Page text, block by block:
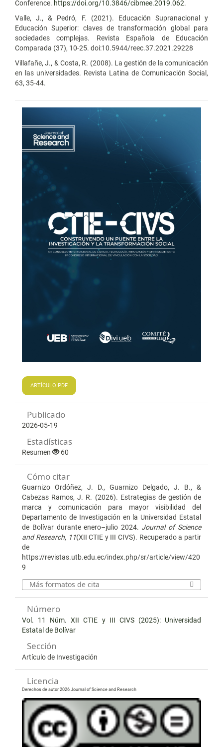
Conference. https://doi.org/10.3846/cibmee.2019.062.
Valle, J., & Pedró, F. (2021). Educación Supranacional y
Educación Superior: claves de transformación global para
sociedades complejas. Revista Española de Educación
Comparada (37), 10-25. doi:10.5944/reec.37.2021.29228
Villafañe, J., & Costa, R. (2008). La gestión de la comunicación
en las universidades. Revista Latina de Comunicación Social,
63, 35-44.
ARTÍCULO PDF
Publicado
2026-05-19
Estadísticas
Resumen 60
Cómo citar
Guarnizo Ordóñez, J. D., Guarnizo Delgado, J. B., &
Cabezas Ramos, J. R. (2026). Estrategias de gestión de
marca y comunicación para mayor visibilidad del
Departamento de Investigación en la Universidad Estatal
de Bolívar durante enero–julio 2024. Journal of Science
and Research, 11(XII CTIE y III CIVS). Recuperado a partir
de
https://revistas.utb.edu.ec/index.php/sr/article/view/420
9
Más formatos de cita
Número
Vol. 11 Núm. XII CTIE y III CIVS (2025): Universidad
Estatal de Bolívar
Sección
Artículo de Investigación
Licencia
Derechos de autor 2026 Journal of Science and Research